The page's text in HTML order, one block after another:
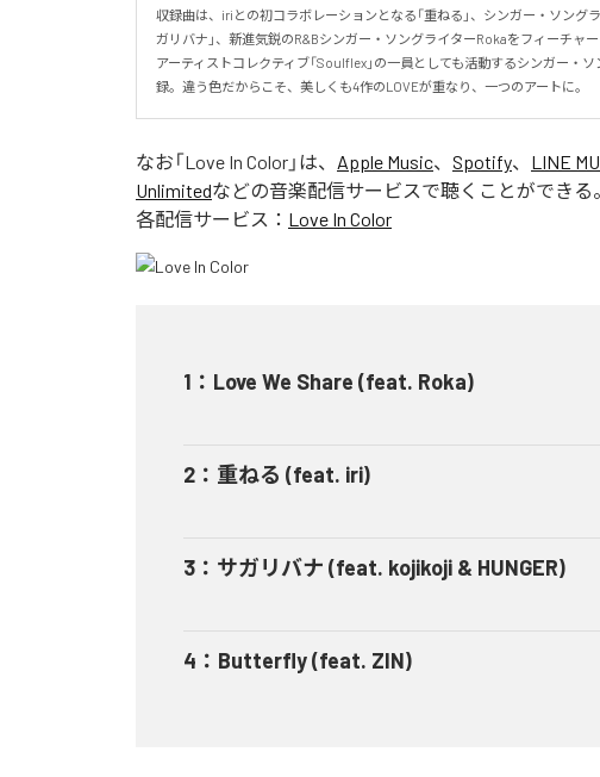
収録曲は、iriとの初コラボレーションとなる「重ねる」、シンガー・ソング
ガリバナ」、新進気鋭のR&Bシンガー・ソングライターRokaをフィーチャー
アーティストコレクティブ「Soulflex」の一員としても活動するシンガー・
録。違う色だからこそ、美しくも4作のLOVEが重なり、一つのアートに。
なお「Love In Color 」は、 Apple Music、 Spotify、 LINE
Unlimitedなどの音楽配信サービスで聴くことができる。
各配信サービス： Love In Color
1 ： Love We Share (feat. Roka)
2 ： 重ねる (feat. iri)
3 ： サガリバナ (feat. kojikoji & HUNGER)
4 ： Butterfly (feat. ZIN)